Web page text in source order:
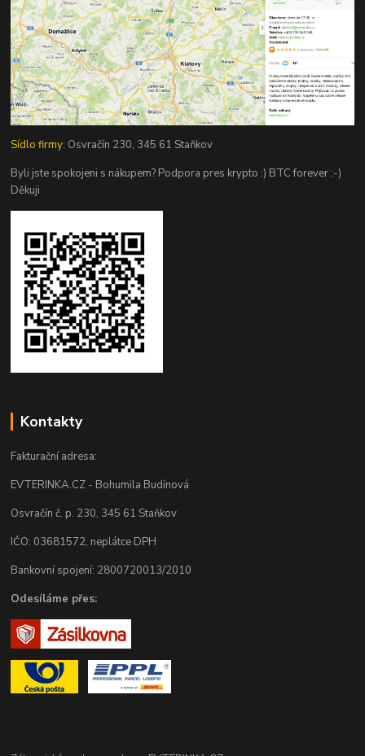
Sídlo firmy: Osvračín 230, 345 61 Staňkov
Byli jste spokojeni s nákupem? Podpora pres krypto :) BTC forever :-)
Děkuji
Kontakty
Fakturační adresa:
EVTERINKA.CZ - Bohumila Budínová
Osvračín č. p. 230, 345 61 Staňkov
IČO: 03681572, neplátce DPH
Bankovní spojení: 2800720013/2010
Odesíláme přes: